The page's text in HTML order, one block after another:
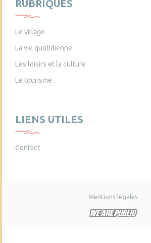
RUBRIQUES
Le village
La vie quotidienne
Les loisirs et la culture
Le tourisme
LIENS UTILES
Contact
Mentions légales